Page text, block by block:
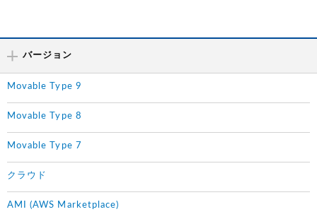
バージョン
Movable Type 9
Movable Type 8
Movable Type 7
クラウド
AMI (AWS Marketplace)